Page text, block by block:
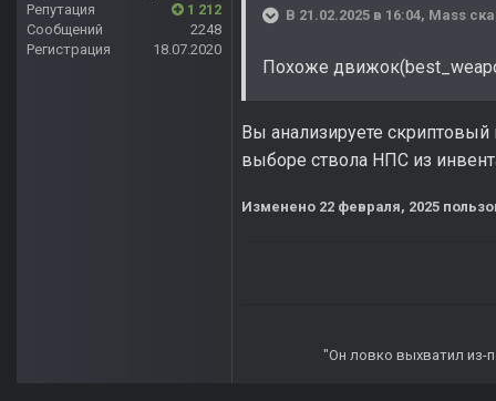
Репутация
1 212
Сообщений
2248
Регистрация
18.07.2020
В 21.02.2025 в 16:04, Mass
Похоже
Вы анализируете
выборе ствола НПС из
Изменено 22 февраля, 2025
"Он ловко выхватил из-